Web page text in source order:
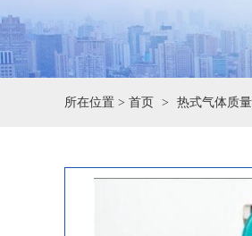
所在位置 > 首页 热式气体质